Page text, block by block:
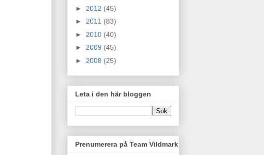
► 2012 (45)
► 2011 (83)
► 2010 (40)
► 2009 (45)
► 2008 (25)
Leta i den här bloggen
Prenumerera på Team Vildmark